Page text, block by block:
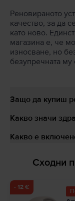
Реновираното
качество, за да
като ново.
магазина е, че
износване, но
безупречната му
Защо да купиш
Какво значи
Какво е
Сходни
- 12 €